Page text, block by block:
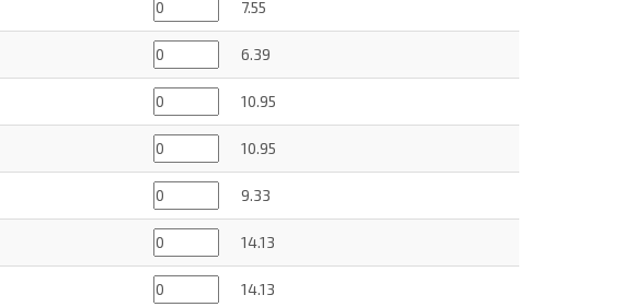
7.55
6.39
10.95
10.95
9.33
14.13
14.13